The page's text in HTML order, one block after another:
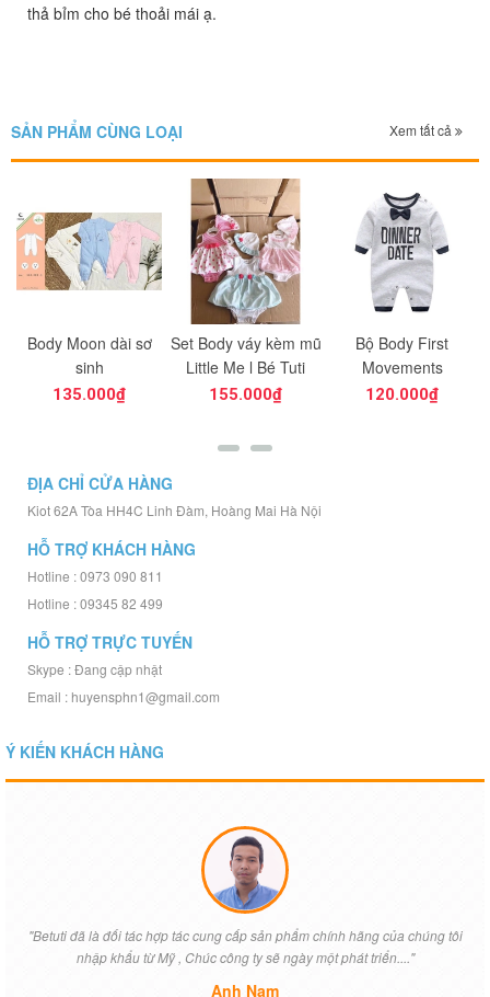
thả bỉm cho bé thoải mái ạ.
SẢN PHẨM CÙNG LOẠI Xem tất cả
Body Moon dài sơ
sinh
135.000₫
Set Body váy kèm mũ
Little Me l Bé Tuti
155.000₫
Bộ Body First
Movements
120.000₫
ĐỊA CHỈ CỬA HÀNG
Kiot 62A Tòa HH4C Linh Đàm, Hoàng Mai Hà Nội
HỖ TRỢ KHÁCH HÀNG
Hotline : 0973 090 811
Hotline : 09345 82 499
HỖ TRỢ TRỰC TUYẾN
Skype : Đang cập nhật
Email : huyensphn1@gmail.com
Ý KIẾN KHÁCH HÀNG
"Betuti đã là đối tác hợp tác cung cấp sản phẩm chính hãng của chúng tôi
nhập khẩu từ Mỹ , Chúc công ty sẽ ngày một phát triển...."
Anh Nam